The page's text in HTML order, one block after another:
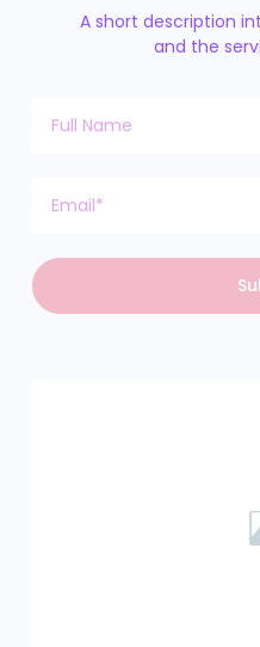
A short description
and the